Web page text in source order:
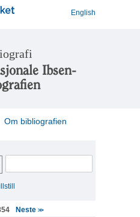
English
Ibsen-
Om bibliografien
Neste >>